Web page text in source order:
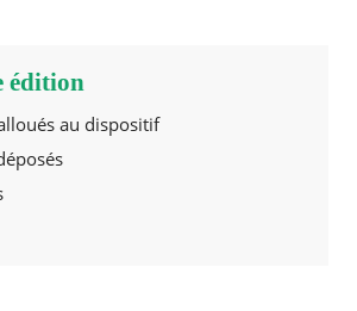
édition
au dispositif